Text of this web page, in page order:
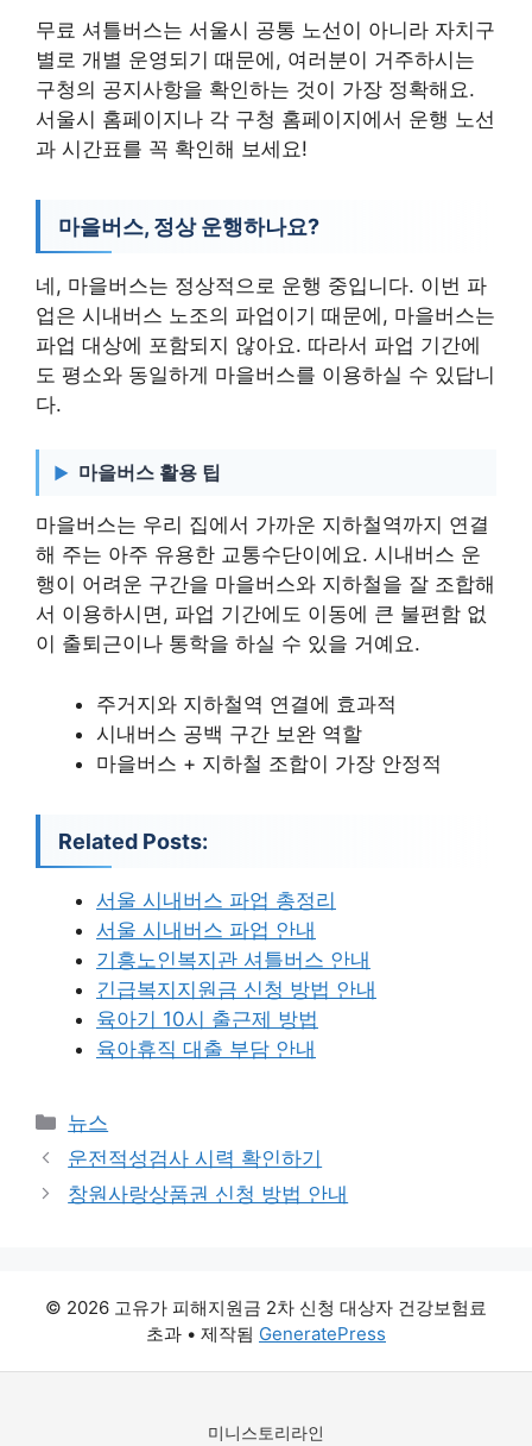
무료 셔틀버스는 서울시 공통 노선이 아니라 자치구
별로 개별 운영되기 때문에, 여러분이 거주하시는
구청의 공지사항을 확인하는 것이 가장 정확해요.
서울시 홈페이지나 각 구청 홈페이지에서 운행 노선
과 시간표를 꼭 확인해 보세요!
마을버스, 정상 운행하나요?
네, 마을버스는 정상적으로 운행 중입니다. 이번 파
업은 시내버스 노조의 파업이기 때문에, 마을버스는
파업 대상에 포함되지 않아요. 따라서 파업 기간에
도 평소와 동일하게 마을버스를 이용하실 수 있답니
다.
마을버스 활용 팁
마을버스는 우리 집에서 가까운 지하철역까지 연결
해 주는 아주 유용한 교통수단이에요. 시내버스 운
행이 어려운 구간을 마을버스와 지하철을 잘 조합해
서 이용하시면, 파업 기간에도 이동에 큰 불편함 없
이 출퇴근이나 통학을 하실 수 있을 거예요.
주거지와 지하철역 연결에 효과적
시내버스 공백 구간 보완 역할
마을버스 + 지하철 조합이 가장 안정적
Related Posts:
서울 시내버스 파업 총정리
서울 시내버스 파업 안내
기흥노인복지관 셔틀버스 안내
긴급복지지원금 신청 방법 안내
육아기 10시 출근제 방법
육아휴직 대출 부담 안내
카
테
리
뉴스
운전적성검사 시력 확인하기
창원사랑상품권 신청 방법 안내
© 2026 고유가 피해지원금 2차 신청 대상자 건강보험료
초과 • 제작됨 GeneratePress
미니스토리라인